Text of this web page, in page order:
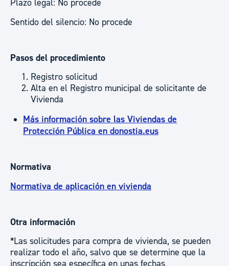
Plazo legal: No procede
Sentido del silencio: No procede
Pasos del procedimiento
Registro solicitud
Alta en el Registro municipal de solicitante de
Vivienda
Más información sobre las Viviendas de
Protección Pública en donostia.eus
Normativa
Normativa de aplicación en vivienda
Otra información
*Las solicitudes para compra de vivienda, se pueden
realizar todo el año, salvo que se determine que la
inscripción sea específica en unas fechas